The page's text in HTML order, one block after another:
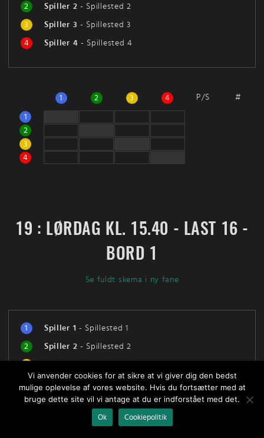
2
Spiller 2 - Spillested 2
3
Spiller 3 - Spillested 3
4
Spiller 4 - Spillested 4
1 2 3 4 P/S
#
1
2
3
4
19 : LØRDAG KL. 15.40 - LAST 16 -
BORD 1
Se fuldt skema i ny fane
1 Spiller 1 - Spillested 1
2
Spiller 2 - Spillested 2
Spiller 4 Spillested 4
Vi anvender cookies for at sikre at vi giver dig den bedst
mulige oplevelse af vores website. Hvis du fortsætter med at
bruge dette site vil vi antage at du er indforstået med det.
Ok
Cookiepolitik